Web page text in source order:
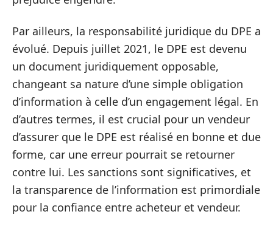
Par ailleurs, la responsabilité juridique du DPE a
évolué. Depuis juillet 2021, le DPE est devenu
un document juridiquement opposable,
changeant sa nature d’une simple obligation
d’information à celle d’un engagement légal. En
d’autres termes, il est crucial pour un vendeur
d’assurer que le DPE est réalisé en bonne et due
forme, car une erreur pourrait se retourner
contre lui. Les sanctions sont significatives, et
la transparence de l’information est primordiale
pour la confiance entre acheteur et vendeur.